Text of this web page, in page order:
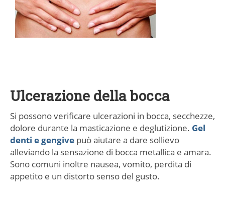
Ulcerazione della bocca
Si possono verificare ulcerazioni in bocca, secchezze,
dolore durante la masticazione e deglutizione. Gel
denti e gengive può aiutare a dare sollievo
alleviando la sensazione di bocca metallica e amara.
Sono comuni inoltre nausea, vomito, perdita di
appetito e un distorto senso del gusto.